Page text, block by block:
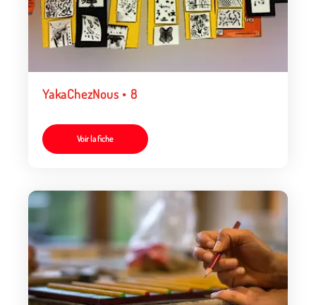
YakaChezNous • 8
Voir la fiche